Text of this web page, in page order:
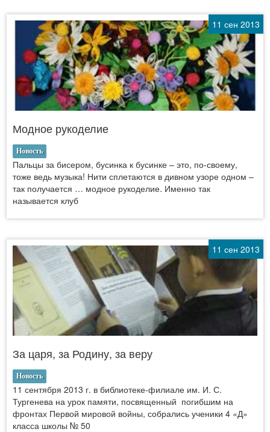
11 сен 2013
Модное рукоделие
Новость
Пальцы за бисером, бусинка к бусинке – это, по-своему,
тоже ведь музыка! Нити сплетаются в дивном узоре одном –
так получается … модное рукоделие. Именно так
называется клуб
11 сен 2013
За царя, за Родину, за веру
Новость
11 сентября 2013 г. в библиотеке-филиале им. И. С.
Тургенева на урок памяти, посвященный погибшим на
фронтах Первой мировой войны, собрались ученики 4 «Д»
класса школы № 50